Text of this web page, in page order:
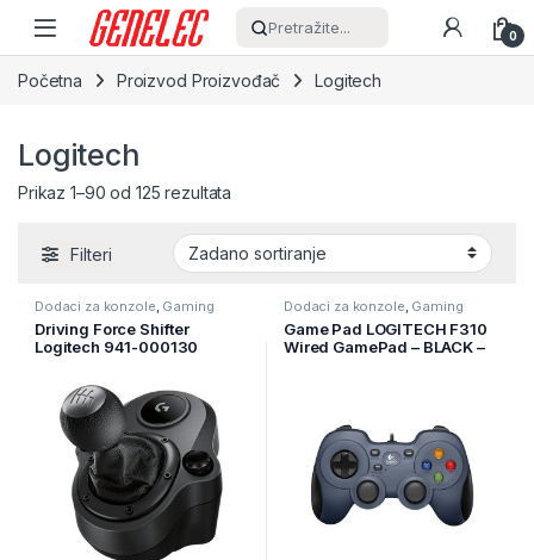
Skip to navigation
Skip to content
Pretražite... 0
Početna Proizvod Proizvođač Logitech
Logitech
Prikaz 1–90 od 125 rezultata
Filteri
Dodaci za konzole, Gaming
Driving Force Shifter
Logitech 941-000130
Dodaci za konzole, Gaming
Game Pad LOGITECH F310
Wired GamePad – BLACK –